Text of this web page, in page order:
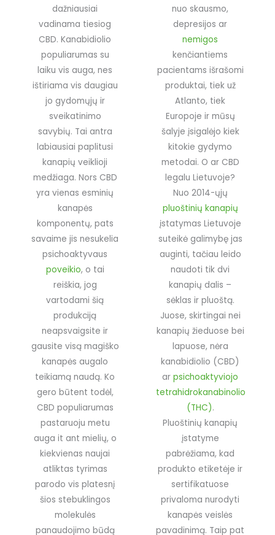
dažniausiai
vadinama tiesiog
CBD. Kanabidiolio
populiarumas su
laiku vis auga, nes
ištiriama vis daugiau
jo gydomųjų ir
sveikatinimo
savybių. Tai antra
labiausiai paplitusi
kanapių veiklioji
medžiaga. Nors CBD
yra vienas esminių
kanapės
komponentų, pats
savaime jis nesukelia
psichoaktyvaus
poveikio, o tai
reiškia, jog
vartodami šią
produkciją
neapsvaigsite ir
gausite visą magiško
kanapės augalo
teikiamą naudą. Ko
gero būtent todėl,
CBD populiarumas
pastaruoju metu
auga it ant mielių, o
kiekvienas naujai
atliktas tyrimas
parodo vis platesnį
šios stebuklingos
molekulės
panaudojimo būdą
nuo skausmo,
depresijos ar
nemigos
kenčiantiems
pacientams išrašomi
produktai, tiek už
Atlanto, tiek
Europoje ir mūsų
šalyje įsigalėjo kiek
kitokie gydymo
metodai. O ar CBD
legalu Lietuvoje?
Nuo 2014-ųjų
pluoštinių kanapių
įstatymas Lietuvoje
suteikė galimybę jas
auginti, tačiau leido
naudoti tik dvi
kanapių dalis –
sėklas ir pluoštą.
Juose, skirtingai nei
kanapių žieduose bei
lapuose, nėra
kanabidiolio (CBD)
ar psichoaktyviojo
tetrahidrokanabinolio
(THC).
Pluoštinių kanapių
įstatyme
pabrėžiama, kad
produkto etiketėje ir
sertifikatuose
privaloma nurodyti
kanapės veislės
pavadinimą. Taip pat